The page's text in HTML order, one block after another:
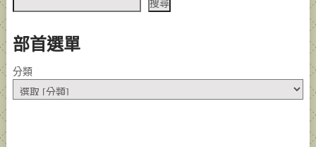
搜尋
部首選單
分類